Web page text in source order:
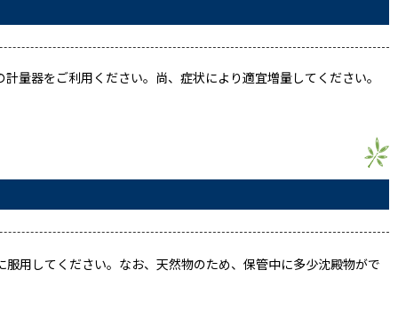
量器をご利用ください。尚、症状により適宜増量してください。
用してください。なお、天然物のため、保管中に多少沈殿物がで